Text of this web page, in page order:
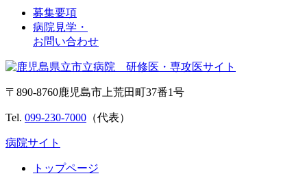
募集要項
病院見学・
お問い合わせ
〒890-8760鹿児島市上荒田町37番1号
Tel. 099-230-7000 （代表）
病院サイト
トップページ